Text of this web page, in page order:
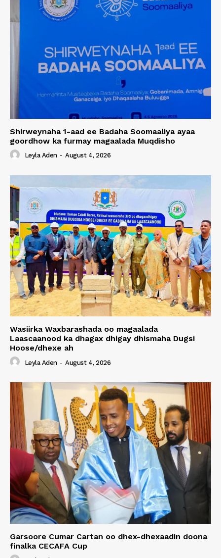
Shirweynaha 1-aad ee Badaha Soomaaliya ayaa
goordhow ka furmay magaalada Muqdisho
Leyla Aden - August 4, 2026
Wasiirka Waxbarashada oo magaalada
Laascaanood ka dhagax dhigay dhismaha Dugsi
Hoose/dhexe ah
Leyla Aden - August 4, 2026
Garsoore Cumar Cartan oo dhex-dhexaadin doona
finalka CECAFA Cup